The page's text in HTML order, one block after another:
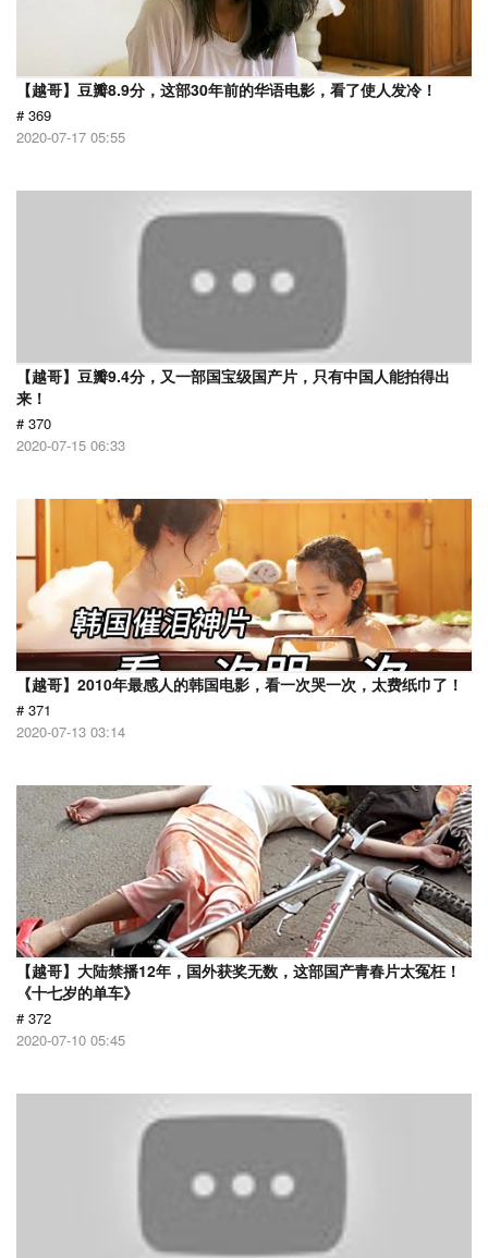
【越哥】豆瓣8.9分，这部30年前的华语电影，看了使人发冷！
# 369
2020-07-17 05:55
【越哥】豆瓣9.4分，又一部国宝级国产片，只有中国人能拍得出
来！
# 370
2020-07-15 06:33
【越哥】2010年最感人的韩国电影，看一次哭一次，太费纸巾了！
# 371
2020-07-13 03:14
【越哥】大陆禁播12年，国外获奖无数，这部国产青春片太冤枉！
《十七岁的单车》
# 372
2020-07-10 05:45